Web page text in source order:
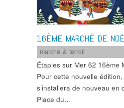
16ÈME MARCHÉ DE
marché & terroir
Étaples sur Mer 62 16ème
Pour cette nouvelle
s’installera de nouveau en
Place du…